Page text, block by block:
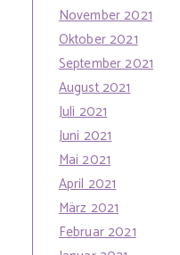
November 2021
Oktober 2021
September 2021
August 2021
Juli 2021
Juni 2021
Mai 2021
April 2021
März 2021
Februar 2021